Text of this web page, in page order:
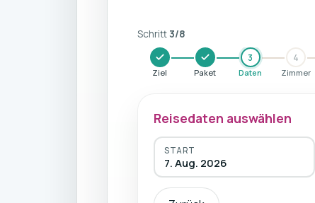
Schritt3/8
Ziel Paket
3
Daten
4
Zimmer
Reisedaten auswählen
START
7. Aug. 2026